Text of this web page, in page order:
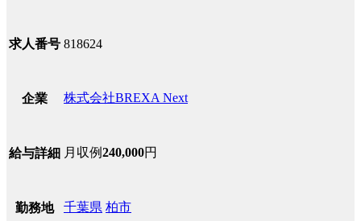
求人番号 818624
企業 株式会社BREXA Next
給与詳細 月収例240,000円
勤務地 千葉県 柏市